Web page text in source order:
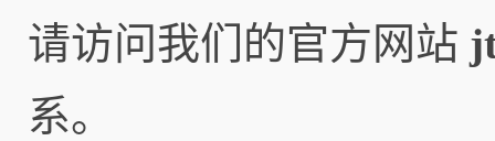
请访问我们的官方网站
系。